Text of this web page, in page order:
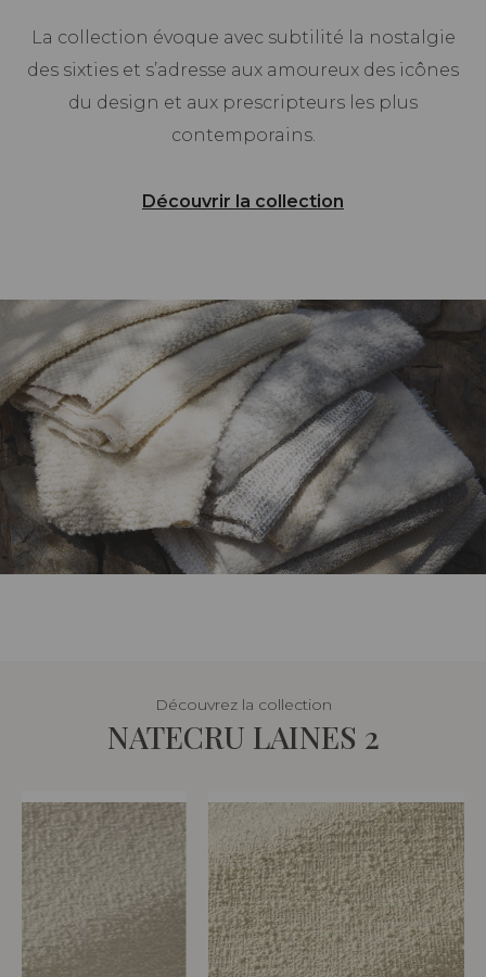
La collection évoque avec subtilité la nostalgie
des sixties et s’adresse aux amoureux des icônes
du design et aux prescripteurs les plus
contemporains.
Découvrir la collection
Découvrez la collection
NATECRU LAINES 2